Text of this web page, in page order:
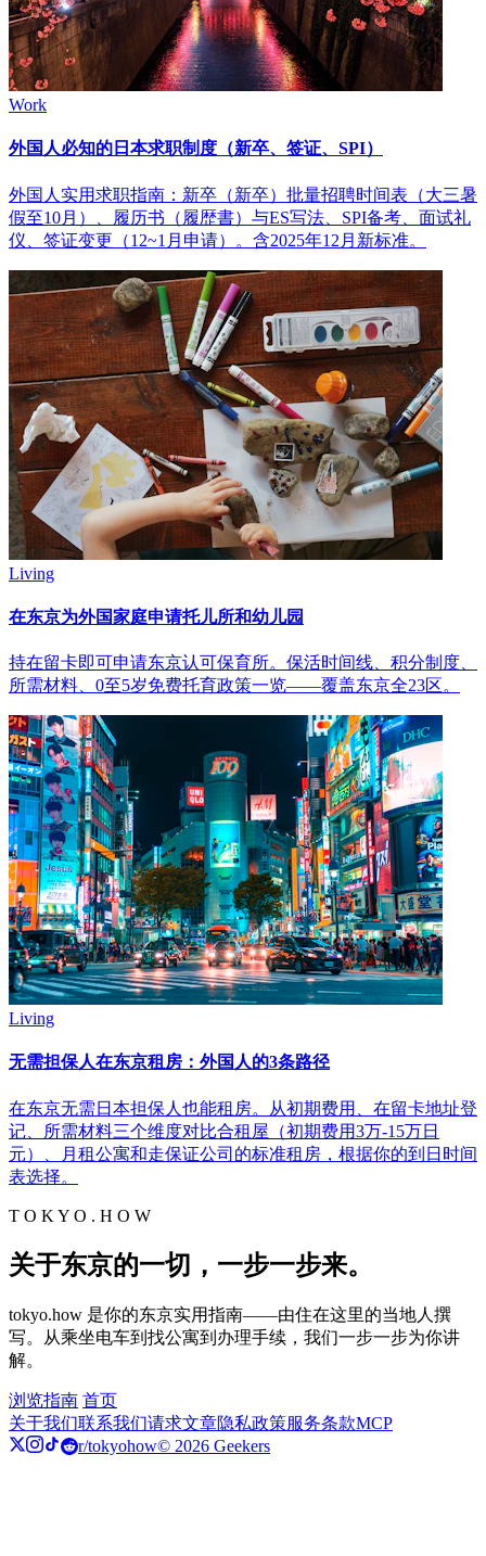
Work
外国人必知的日本求职制度（新卒、签证、SPI）
外国人实用求职指南：新卒（新卒）批量招聘时间表（大三暑
假至10月）、履历书（履歴書）与ES写法、SPI备考、面试礼
仪、签证变更（12~1月申请）。含2025年12月新标准。
Living
在东京为外国家庭申请托儿所和幼儿园
持在留卡即可申请东京认可保育所。保活时间线、积分制度、
所需材料、0至5岁免费托育政策一览——覆盖东京全23区。
Living
无需担保人在东京租房：外国人的3条路径
在东京无需日本担保人也能租房。从初期费用、在留卡地址登
记、所需材料三个维度对比合租屋（初期费用3万-15万日
元）、月租公寓和走保证公司的标准租房，根据你的到日时间
表选择。
T O K Y O . H O W
关于东京的一切，一步一步来。
tokyo.how 是你的东京实用指南——由住在这里的当地人撰
写。从乘坐电车到找公寓到办理手续，我们一步一步为你讲
解。
浏览指南 首页
关于我们联系我们请求文章隐私政策服务条款MCP
r/tokyohow© 2026 Geekers